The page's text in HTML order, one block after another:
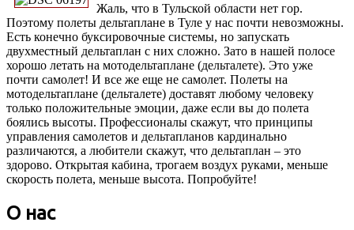
Жаль, что в Тульской области нет гор.
Поэтому полеты дельтаплане в Туле у нас почти невозможны.
Есть конечно буксировочные системы, но запускать
двухместный дельтаплан с них сложно. Зато в нашей полосе
хорошо летать на мотодельтаплане (дельталете). Это уже
почти самолет! И все же еще не самолет. Полеты на
мотодельтаплане (дельталете) доставят любому человеку
только положительные эмоции, даже если вы до полета
боялись высоты. Профессионалы скажут, что принципы
управления самолетов и дельтапланов кардинально
различаются, а любители скажут, что дельтаплан – это
здорово. Открытая кабина, трогаем воздух руками, меньше
скорость полета, меньше высота. Попробуйте!
О нас